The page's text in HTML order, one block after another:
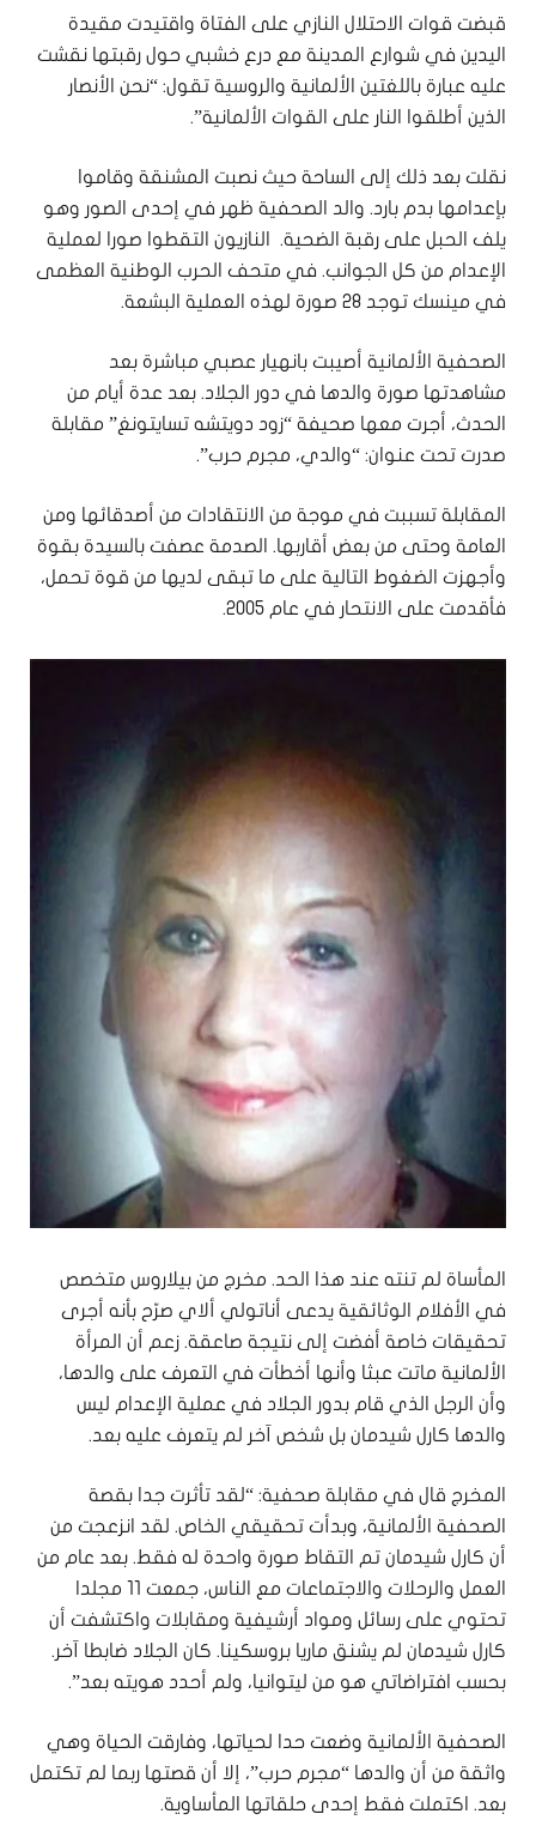
قبضت قوات الاحتلال النازي على الفتاة واقتيدت مقيدة
اليدين في شوارع المدينة مع درع خشبي حول رقبتها نقشت
عليه عبارة باللغتين الألمانية والروسية تقول: “نحن الأنصار
الذين أطلقوا النار على القوات الألمانية”.
نقلت بعد ذلك إلى الساحة حيث نصبت المشنقة وقاموا
بإعدامها بدم بارد. والد الصحفية ظهر في إحدى الصور وهو
يلف الحبل على رقبة الضحية. النازيون التقطوا صورا لعملية
الإعدام من كل الجوانب. في متحف الحرب الوطنية العظمى
في مينسك توجد 28 صورة لهذه العملية البشعة.
الصحفية الألمانية أصيبت بانهيار عصبي مباشرة بعد
مشاهدتها صورة والدها في دور الجلاد. بعد عدة أيام من
الحدث، أجرت معها صحيفة “زود دويتشه تسايتونغ” مقابلة
صدرت تحت عنوان: “والدي، مجرم حرب”.
المقابلة تسببت في موجة من الانتقادات من أصدقائها ومن
العامة وحتى من بعض أقاربها. الصدمة عصفت بالسيدة بقوة
وأجهزت الضغوط التالية على ما تبقى لديها من قوة تحمل،
فأقدمت على الانتحار في عام 2005.
المأساة لم تنته عند هذا الحد. مخرج من بيلاروس متخصص
في الأفلام الوثائقية يدعى أناتولي ألاي صرّح بأنه أجرى
تحقيقات خاصة أفضت إلى نتيجة صاعقة. زعم أن المرأة
الألمانية ماتت عبثا وأنها أخطأت في التعرف على والدها،
وأن الرجل الذي قام بدور الجلاد في عملية الإعدام ليس
والدها كارل شيدمان بل شخص آخر لم يتعرف عليه بعد.
المخرج قال في مقابلة صحفية: “لقد تأثرت جدا بقصة
الصحفية الألمانية، وبدأت تحقيقي الخاص. لقد انزعجت من
أن كارل شيدمان تم التقاط صورة واحدة له فقط. بعد عام من
العمل والرحلات والاجتماعات مع الناس، جمعت 11 مجلدا
تحتوي على رسائل ومواد أرشيفية ومقابلات واكتشفت أن
كارل شيدمان لم يشنق ماريا بروسكينا. كان الجلاد ضابطا آخر.
بحسب افتراضاتي هو من ليتوانيا، ولم أحدد هويته بعد”.
الصحفية الألمانية وضعت حدا لحياتها، وفارقت الحياة وهي
واثقة من أن والدها “مجرم حرب”، إلا أن قصتها ربما لم تكتمل
بعد. اكتملت فقط إحدى حلقاتها المأساوية.